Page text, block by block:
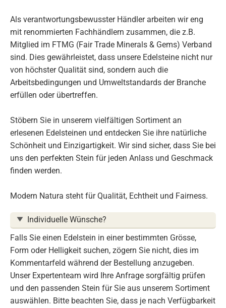
Als verantwortungsbewusster Händler arbeiten wir eng
mit renommierten Fachhändlern zusammen, die z.B.
Mitglied im FTMG (Fair Trade Minerals & Gems) Verband
sind. Dies gewährleistet, dass unsere Edelsteine nicht nur
von höchster Qualität sind, sondern auch die
Arbeitsbedingungen und Umweltstandards der Branche
erfüllen oder übertreffen.
Stöbern Sie in unserem vielfältigen Sortiment an
erlesenen Edelsteinen und entdecken Sie ihre natürliche
Schönheit und Einzigartigkeit. Wir sind sicher, dass Sie bei
uns den perfekten Stein für jeden Anlass und Geschmack
finden werden.
Modern Natura steht für Qualität, Echtheit und Fairness.
Individuelle Wünsche?
Falls Sie einen Edelstein in einer bestimmten Grösse,
Form oder Helligkeit suchen, zögern Sie nicht, dies im
Kommentarfeld während der Bestellung anzugeben.
Unser Expertenteam wird Ihre Anfrage sorgfältig prüfen
und den passenden Stein für Sie aus unserem Sortiment
auswählen. Bitte beachten Sie, dass je nach Verfügbarkeit